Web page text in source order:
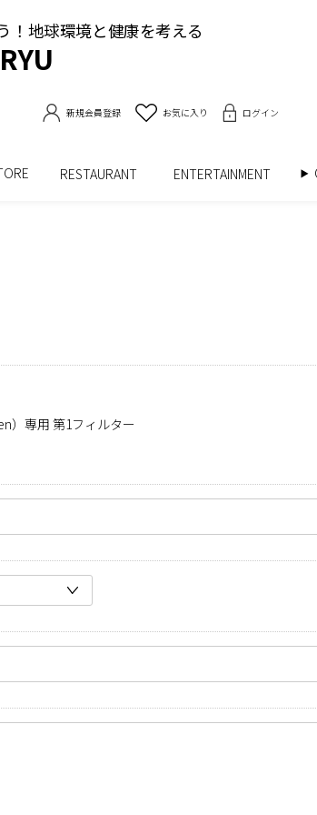
！地球環境と健康を考える
新規会員登録 お気に入り ログイン
RESTAURANT ENTERTAINMENT
）専用 第1フィルター